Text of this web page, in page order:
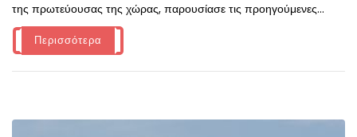
της πρωτεύουσας της χώρας, παρουσίασε τις προηγούμενες...
Περισσότερα